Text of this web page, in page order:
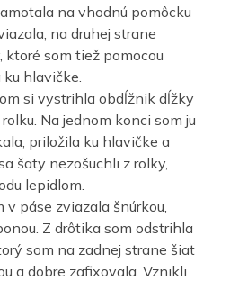
na vhodnú pomôcku
na druhej strane
som tiež pomocou
hlavičke.
si vystrihla obdĺžnik dĺžky
Na jednom konci som ju
priložila ku hlavičke a
šaty nezošuchli z rolky,
lepidlom.
v páse zviazala šnúrkou,
Z drôtika som odstrihla
som na zadnej strane šiat
a dobre zafixovala. Vznikli